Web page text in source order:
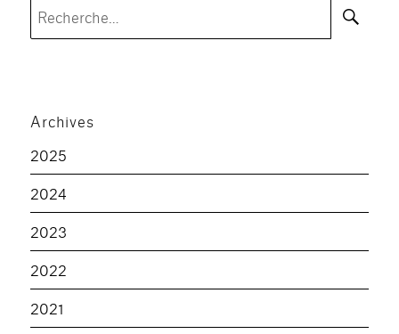
Archives
2025
2024
2023
2022
2021